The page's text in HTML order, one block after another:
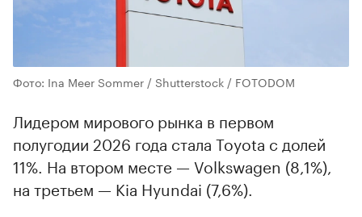
Фото: Ina Meer Sommer / Shutterstock / FOTODOM
Лидером мирового рынка в первом
полугодии 2026 года стала Toyota с долей
11%. На втором месте — Volkswagen (8,1%),
на третьем — Kia Hyundai (7,6%).